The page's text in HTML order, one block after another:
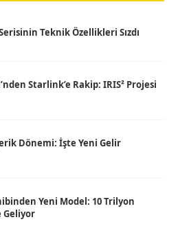
Teknik Özellikleri Sızdı
Starlink’e Rakip: IRIS² Projesi
Dönemi: İşte Yeni Gelir
Yeni Model: 10 Trilyon
Geliyor